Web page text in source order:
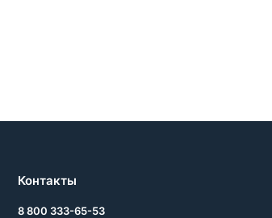
Контакты
8 800 333-65-53